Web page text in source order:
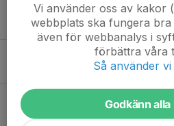
Tidigare nyheter
28 maj, 21:20 0
Reportage om SKÅs
Vi använder oss av kakor
webbplats ska fungera
även för webbanalys i
förbättra våra
Så använder
Godkänn